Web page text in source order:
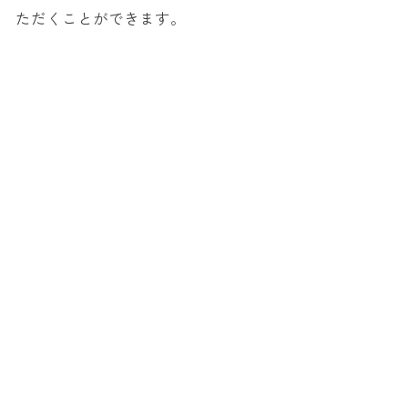
ただくことができます。